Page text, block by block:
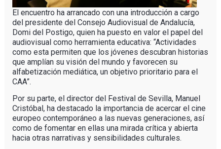
El encuentro ha arrancado con una introducción a cargo
del presidente del Consejo Audiovisual de Andalucía,
Domi del Postigo, quien ha puesto en valor el papel del
audiovisual como herramienta educativa: “Actividades
como esta permiten que los jóvenes descubran historias
que amplían su visión del mundo y favorecen su
alfabetización mediática, un objetivo prioritario para el
CAA”.
Por su parte, el director del Festival de Sevilla, Manuel
Cristóbal, ha destacado la importancia de acercar el cine
europeo contemporáneo a las nuevas generaciones, así
como de fomentar en ellas una mirada crítica y abierta
hacia otras narrativas y sensibilidades culturales.